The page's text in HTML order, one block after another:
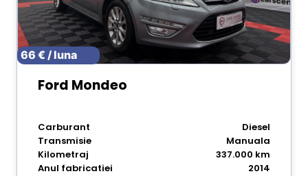
66 € / luna
Ford Mondeo
Carburant
Diesel
Transmisie
Manuala
Kilometraj
337.000 km
Anul fabricatiei
2014